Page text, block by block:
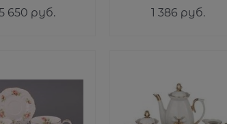
650 руб. 1 386 руб.